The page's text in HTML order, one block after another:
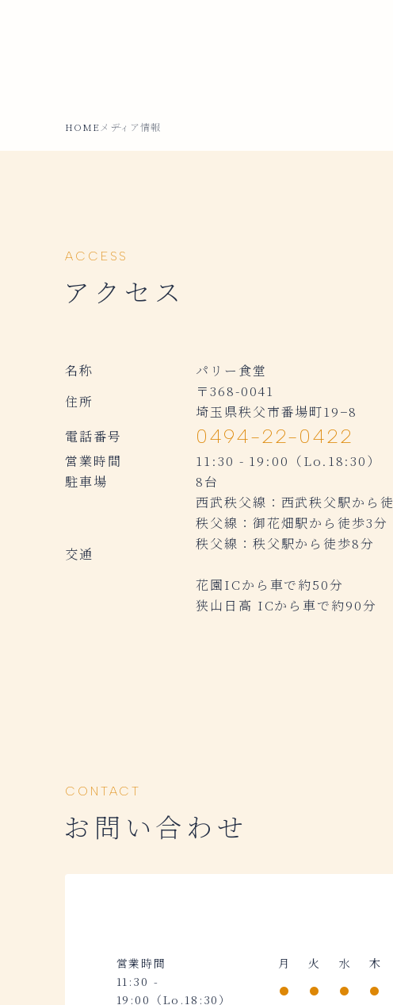
HOMEメディア情報
ACCESS
アクセス
名称
パリー食堂
住所
〒368-0041
埼玉県秩父市番場町19−8
電話番号
0494-22-0422
営業時間
11:30 - 19:00（Lo.18:30）
駐車場
8台
交通
西武秩父線：西武秩父駅から
秩父線：御花畑駅から徒歩3分
秩父線：秩父駅から徒歩8分
花園ICから車で約50分
狭山日高 ICから車で約90分
CONTACT
お問い合わせ
営業時間 月 火 水 木
11:30 -
19:00（Lo.18:30）